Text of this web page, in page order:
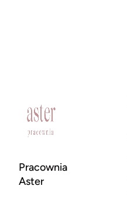
Pracownia
Aster